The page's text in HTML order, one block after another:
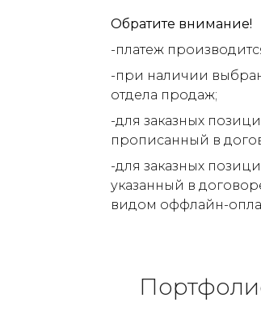
Обратите внимание!
-платеж
-при наличии
отдела продаж;
-для заказных
прописанный в
-для заказных
указанный в
видом оффлайн-